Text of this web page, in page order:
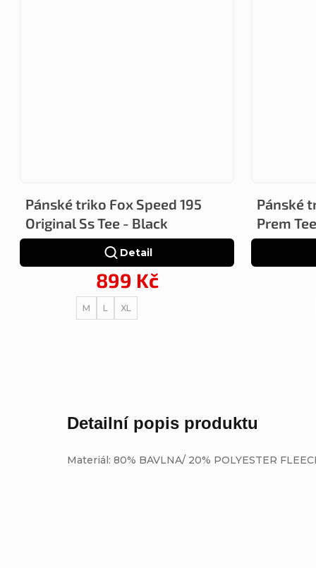
Pánské triko Fox Speed 195
Original Ss Tee - Black
899 Kč
Detail
M L XL
Pánské
Prem
Detailní popis produktu
Materiál: 80% BAVLNA/ 20% POLYESTER